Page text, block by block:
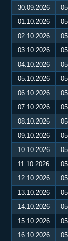
30.09.2026
01.10.2026
02.10.2026
03.10.2026
04.10.2026
05.10.2026
06.10.2026
07.10.2026
08.10.2026
09.10.2026
10.10.2026
11.10.2026
12.10.2026
13.10.2026
14.10.2026
15.10.2026
16.10.2026